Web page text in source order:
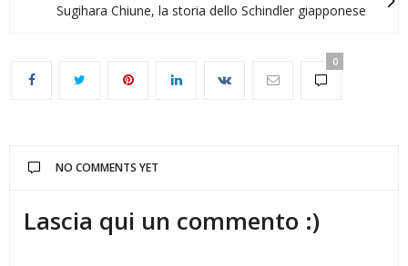
Sugihara Chiune, la storia dello Schindler giapponese
0
NO COMMENTS YET
Lascia qui un commento :)